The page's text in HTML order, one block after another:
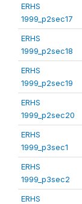
ERHS
1999_p2sec17
ERHS
1999_p2sec18
ERHS
1999_p2sec19
ERHS
1999_p2sec20
ERHS
1999_p3sec1
ERHS
1999_p3sec2
ERHS